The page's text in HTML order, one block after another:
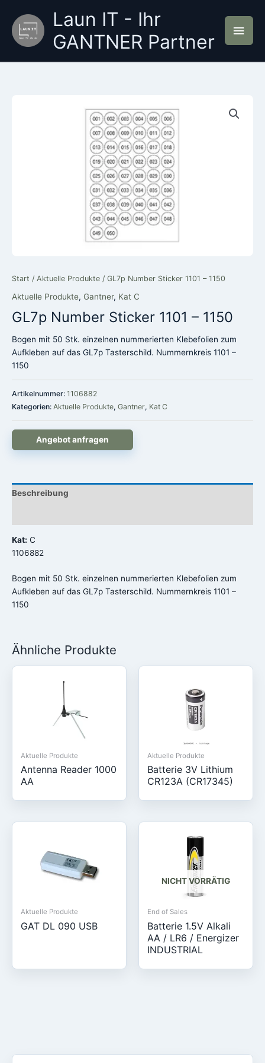
Inhalt
springen
Laun IT - Ihr
GANTNER Partner
Start / Aktuelle Produkte / GL7p Number Sticker 1101 – 1150
Aktuelle Produkte, Gantner, Kat C
GL7p Number Sticker 1101 – 1150
Bogen mit 50 Stk. einzelnen nummerierten Klebefolien zum
Aufkleben auf das GL7p Tasterschild. Nummernkreis 1101 –
1150
Artikelnummer: 1106882
Kategorien: Aktuelle Produkte, Gantner, Kat C
Angebot anfragen
Beschreibung
Kat: C
1106882
Bogen mit 50 Stk. einzelnen nummerierten Klebefolien zum
Aufkleben auf das GL7p Tasterschild. Nummernkreis 1101 –
1150
Ähnliche Produkte
Aktuelle Produkte
Antenna Reader 1000
AA
Aktuelle Produkte
Batterie 3V Lithium
CR123A (CR17345)
Aktuelle Produkte
GAT DL 090 USB
NICHT VORRÄTIG
End of Sales
Batterie 1.5V Alkali
AA / LR6 / Energizer
INDUSTRIAL